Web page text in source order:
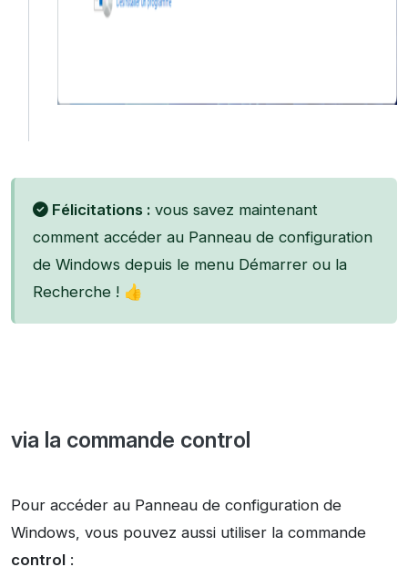
Félicitations : vous savez maintenant
comment accéder au Panneau de configuration
de Windows depuis le menu Démarrer ou la
Recherche ! 👍
via la commande control
Pour accéder au Panneau de configuration de
Windows, vous pouvez aussi utiliser la commande
control :